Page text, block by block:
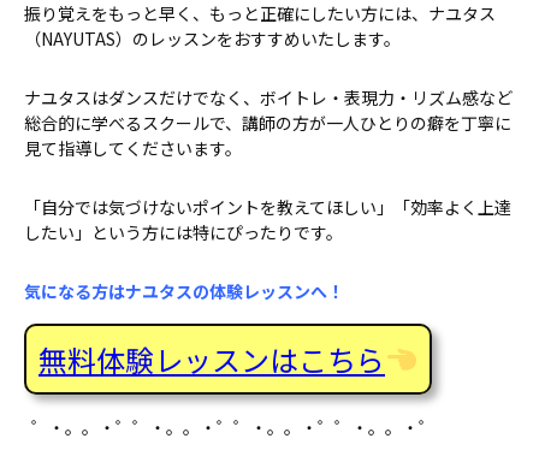
振り覚えをもっと早く、もっと正確にしたい方には、ナユタス
（NAYUTAS）のレッスンをおすすめいたします。
ナユタスはダンスだけでなく、ボイトレ・表現力・リズム感など
総合的に学べるスクールで、講師の方が一人ひとりの癖を丁寧に
見て指導してくださいます。
「自分では気づけないポイントを教えてほしい」「効率よく上達
したい」という方には特にぴったりです。
気になる方はナユタスの体験レッスンへ！
無料体験レッスンはこちら
゜・。。・゜゜・。。・゜゜・。。・゜゜・。。・゜